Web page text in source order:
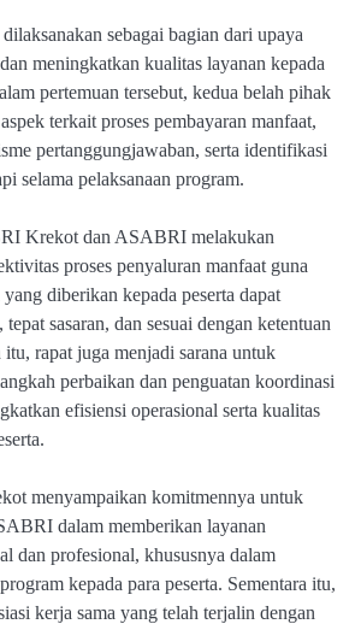
sebagai bagian dari upaya
meningkatkan kualitas layanan kepada
pertemuan tersebut, kedua belah pihak
terkait proses pembayaran manfaat,
pertanggungjawaban, serta identifikasi
selama pelaksanaan program.
Krekot dan ASABRI melakukan
proses penyaluran manfaat guna
diberikan kepada peserta dapat
sasaran, dan sesuai dengan ketentuan
rapat juga menjadi sarana untuk
perbaikan dan penguatan koordinasi
efisiensi operasional serta kualitas
menyampaikan komitmennya untuk
dalam memberikan layanan
dan profesional, khususnya dalam
kepada para peserta. Sementara itu,
kerja sama yang telah terjalin dengan